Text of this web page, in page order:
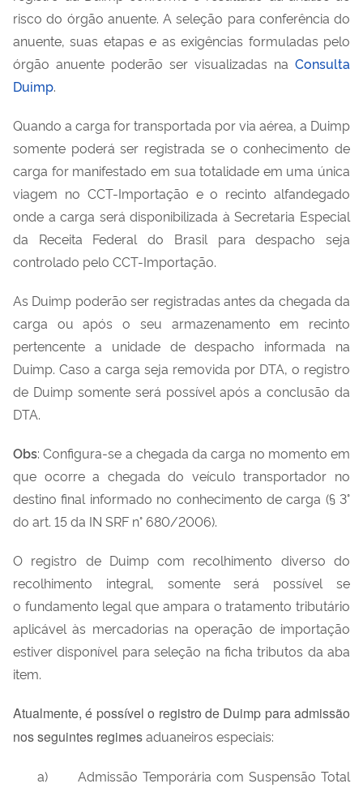
risco do órgão anuente. A seleção para conferência do
anuente, suas etapas e as exigências formuladas pelo
órgão anuente poderão ser visualizadas na Consulta
Duimp.
Quando a carga for transportada por via aérea, a Duimp
somente poderá ser registrada se o conhecimento de
carga for manifestado em sua totalidade em uma única
viagem no CCT-Importação e o recinto alfandegado
onde a carga será disponibilizada à Secretaria Especial
da Receita Federal do Brasil para despacho seja
controlado pelo CCT-Importação.
As Duimp poderão ser registradas antes da chegada da
carga ou após o seu armazenamento em recinto
pertencente a unidade de despacho informada na
Duimp. Caso a carga seja removida por DTA, o registro
de Duimp somente será possível após a conclusão da
DTA.
Obs: Configura-se a chegada da carga no momento em
que ocorre a chegada do veículo transportador no
destino final informado no conhecimento de carga (§ 3°
do art. 15 da IN SRF n° 680/2006).
O registro de Duimp com recolhimento diverso do
recolhimento integral, somente será possível se
o fundamento legal que ampara o tratamento tributário
aplicável às mercadorias na operação de importação
estiver disponível para seleção na ficha tributos da aba
item.
Atualmente, é possível o registro de Duimp para admissão
nos seguintes regimesaduaneiros especiais:
a) Admissão Temporária com Suspensão Total